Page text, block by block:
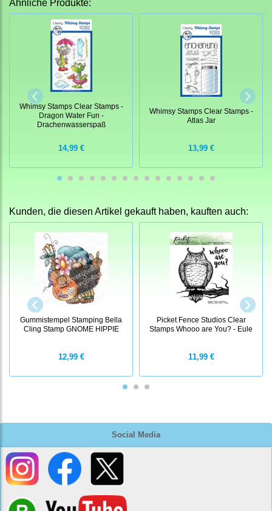
Social Media
Ähnliche Produkte:
Whimsy Stamps Clear Stamps -
Dragon Water Fun -
Drachenwasserspaß
14,99 €
Whimsy Stamps Clear Stamps -
Atlas Jar
13,99 €
Kunden, die diesen Artikel gekauft haben, kauften auch:
Gummistempel Stamping Bella
Cling Stamp GNOME HIPPIE
12,99 €
Picket Fence Studios Clear
Stamps Whooo are You? - Eule
11,99 €